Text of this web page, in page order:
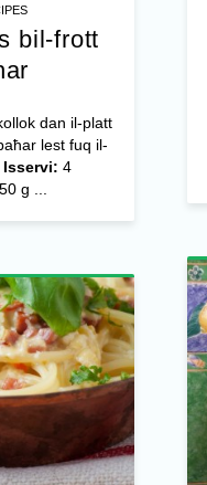
bil-frott
dan il-platt
lest fuq il-
Isservi: 4
g ...